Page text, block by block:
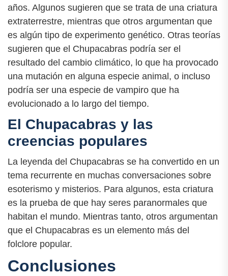
años. Algunos sugieren que se trata de una criatura
extraterrestre, mientras que otros argumentan que
es algún tipo de experimento genético. Otras teorías
sugieren que el Chupacabras podría ser el
resultado del cambio climático, lo que ha provocado
una mutación en alguna especie animal, o incluso
podría ser una especie de vampiro que ha
evolucionado a lo largo del tiempo.
El Chupacabras y las
creencias populares
La leyenda del Chupacabras se ha convertido en un
tema recurrente en muchas conversaciones sobre
esoterismo y misterios. Para algunos, esta criatura
es la prueba de que hay seres paranormales que
habitan el mundo. Mientras tanto, otros argumentan
que el Chupacabras es un elemento más del
folclore popular.
Conclusiones